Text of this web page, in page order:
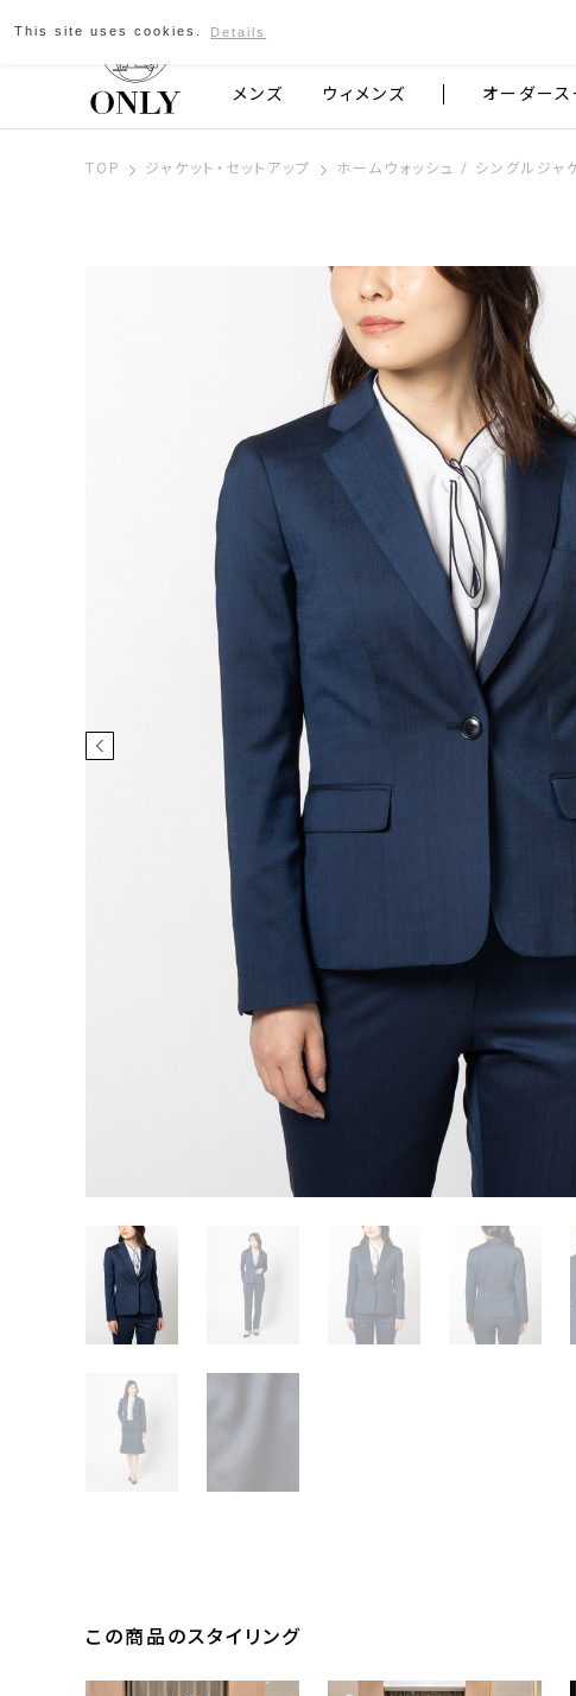
京都発のスーツブランド ONLY
メンズ ウィメンズ オーダース
TOP ジャケット・セットアップ ホームウォッシュ / シングルジャ
この商品のスタイリング
This site uses cookies. Details